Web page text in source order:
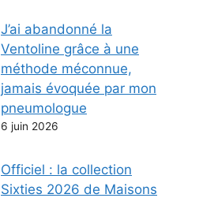
J’ai abandonné la
Ventoline grâce à une
méthode méconnue,
jamais évoquée par mon
pneumologue
6 juin 2026
Officiel : la collection
Sixties 2026 de Maisons